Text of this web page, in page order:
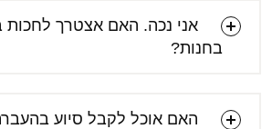
אני נכה. האם אצטרך לחכות
בחנות?
האם אוכל לקבל סיוע